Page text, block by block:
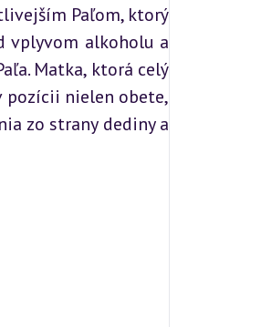
Paľom, ktorý
vplyvom alkoholu a
Matka, ktorá celý
pozícii nielen obete,
zo strany dediny a